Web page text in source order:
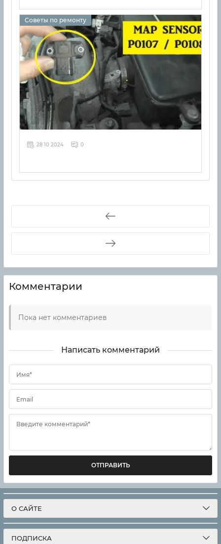
Советы по ремонту
28 10 2024 0
Комментарии
Пока нет комментариев
Написать комментарий
Имя*
Email
Введите комментарий*
ОТПРАВИТЬ
О САЙТЕ
ПОДПИСКА